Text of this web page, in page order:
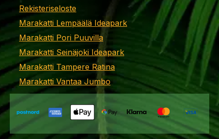
Rekisteriseloste
Marakatti Lempäälä Ideapark
Marakatti Pori Puuvilla
Marakatti Seinäjoki Ideapark
Marakatti Tampere Ratina
Marakatti Vantaa Jumbo